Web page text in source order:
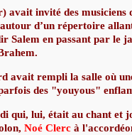
avait invité des musiciens
d’un répertoire
Salem en passant par le
rempli la salle où
des "youyous"
qui, lui, était au chant et
Noé Clercà